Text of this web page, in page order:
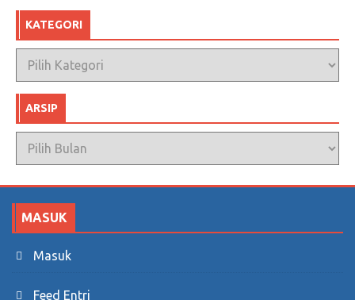
KATEGORI
Kategori
ARSIP
Arsip
MASUK
Masuk
Feed Entri